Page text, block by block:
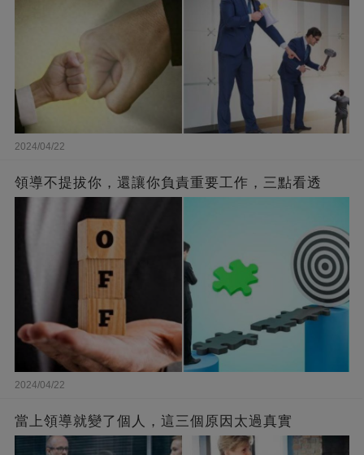
2024/04/22
領導不提拔你，還讓你負責重要工作，三點看透
2024/04/22
當上領導就變了個人，這三個原因太過真實